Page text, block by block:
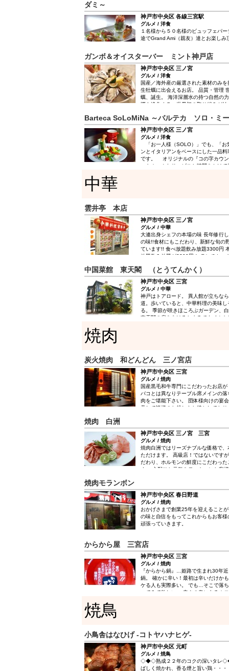
仕入れしています。 スタッフに相談
んでくれます！ コースは飲み放題込
迎会等貸切などご予算等ご相談くださ
ダミ～
神戸市中央区 各線三宮駅
グルメ / 洋食
１名様から５０名様のビュッフェパ
途でGrand Ami（親友）達とお楽しみ
わせを、 お客様にご紹介・ご提供を
いがつまっています。
ガンボ＆オイスターバー ミント神戸店
神戸市中央区 三ノ宮
グルメ / 洋食
国産／海外産の厳選された素材のみ
生牡蠣に出会えるお店。 品質・管理
蠣、誕生。 海洋深層水の持つ自然の
蠣を浄化する、世界初の取り組みが
会えない牡蠣「Organic Refined
い。 ※「Organic」とはその語源より
しています。
Barteca SoLoMiNa ～バルテカ ソロ・ミ
神戸市中央区 三ノ宮
グルメ / 洋食
「お一人様（SOLO）」でも、「お
ンとイタリアンをベースにした一品
です。 オリジナルの『コの字カウ
ットホームなサービスと時間をかけ
中華
雲井亭 本店
神戸市中央区 三ノ宮
グルメ / 中華
大連出身シェフの本場の味 長年修行
の味!!食材にもこだわり、新鮮な旬の
ています!! 食べ放題飲み放題3300円
放題飲み放題が3300円！ ランチセッ
ン定食など種類も豊富！
中国菜館 東天閣 （とうてんかく）
神戸市中央区 三宮
グルメ / 中華
神戸はトアロード。 異人館が立ちな
道。歩いていると、中華料理の美味
る。 季節が咲きほころぶガーデン、
東天閣の扉をあけるとまるでタイム
リス人の建築家ガリバー氏が手がけ
昭和20年。 大連の一流料理店のコッ
ぎ、中国王宮料理店として「東天閣
い歴史の中で腕利きの料理人が競っ
理。 贅沢だけじゃなく、心にも、身
という中国王宮料理の真髄を今もお
焼肉
炭火焼肉 和どんどん 三ノ宮店
神戸市中央区 三宮
グルメ / 焼肉
国産黒毛和牛専門にこだわったお店
バコとは異なりテーブル席メインの
肉をご堪能下さい。 団体様向けの宴
意して皆様のお越しをお待ちしており
焼肉 白洲
神戸市中央区 三ノ宮 三宮
グルメ / 焼肉
焼肉白洲ではリーズナブルな価格で
ただけます。 高級店！ではないです
だわり、ホルモンの鮮度にこだわっ
す。 心配りと元気をモットーにお客
肉から厳選した高級肉をぜひ味わい
焼肉モランボン
神戸市中央区 春日野道
グルメ / 焼肉
おかげさまで創業25年を迎えること
の味と自信をもってこれからもお客
頑張っていきます。
からから屋 三宮店
神戸市中央区 三宮
グルメ / 焼肉
『からから鍋』…姫路で生まれ30年
鍋。 確かに辛い！最初は辛いだけか
ケる人も実際多い。 でも…そこで落
ってみて欲しい。 辛さの奥にあるホ
焼鳥
小鳥舎はなひげ -コトヤハナヒゲ-
神戸市中央区 元町
グルメ / 焼鳥
◇◆◇熟成２２年のコクの深い
ばしく焼かれ、香る煙と旨い鶏・・